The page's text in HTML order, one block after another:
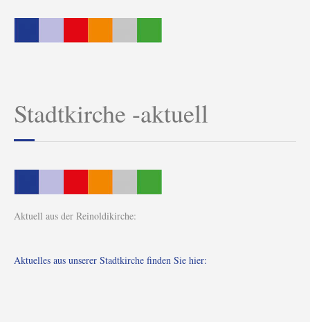
Stadtkirche -aktuell
Aktuell aus der Reinoldikirche:
Aktuelles aus unserer Stadtkirche finden Sie hier: